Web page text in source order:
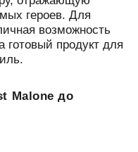
героев. Для
возможность
готовый продукт для
Malone до